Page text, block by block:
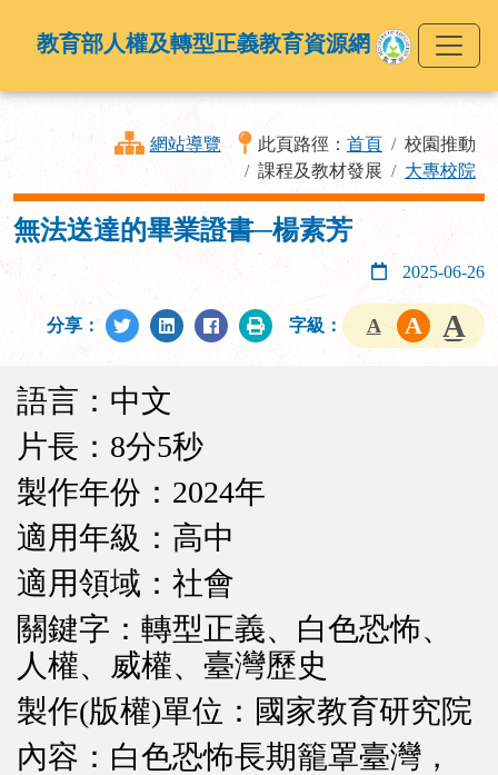
教育部人權及轉型正義教育資源網
網站導覽 此頁路徑： 首頁
校園推動
課程及教材發展
大專校院
無法送達的畢業證書─楊素芳
2025-06-26
分享： 字級：
語言：中文
片長：8分5秒
製作年份：2024年
適用年級：高中
適用領域：社會
關鍵字：轉型正義、白色恐怖、
人權、威權、臺灣歷史
製作(版權)單位：國家教育研究院
內容：白色恐怖長期籠罩臺灣，